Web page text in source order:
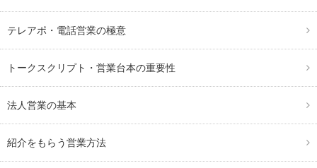
テレアポ・電話営業の極意
トークスクリプト・営業台本の重要性
法人営業の基本
紹介をもらう営業方法